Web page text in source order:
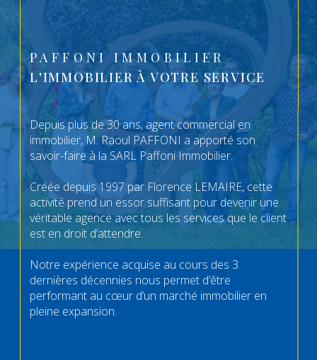
PAFFONI IMMOBILIER
L'IMMOBILIER À VOTRE SERVICE
Depuis plus de 30 ans, agent commercial en
immobilier, M. Raoul PAFFONI a apporté son
savoir-faire à la SARL Paffoni Immobilier.
Créée depuis 1997 par Florence LEMAIRE, cette
activité prend un essor suffisant pour devenir une
véritable agence avec tous les services que le client
est en droit d’attendre.
Notre expérience acquise au cours des 3
dernières décennies nous permet d’être
performant au cœur d’un marché immobilier en
pleine expansion.